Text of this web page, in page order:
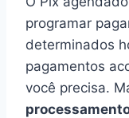
programar
determinados
pagamentos
você precisa.